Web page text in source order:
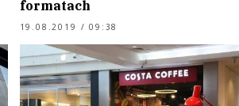
formatach
19.08.2019 / 09:38